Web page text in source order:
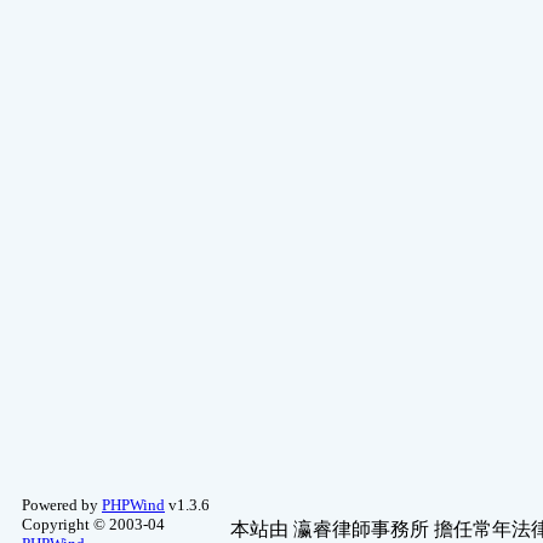
Powered by PHPWind v1.3.6
Copyright © 2003-04
本站由 瀛睿律師事務所 擔任常年法